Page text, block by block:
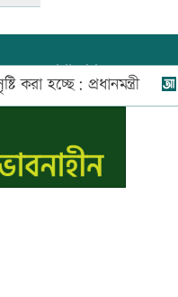
যোগাযোগ:০২-
নিউজ রুম:
প্রধানমন্ত্রী দেশ